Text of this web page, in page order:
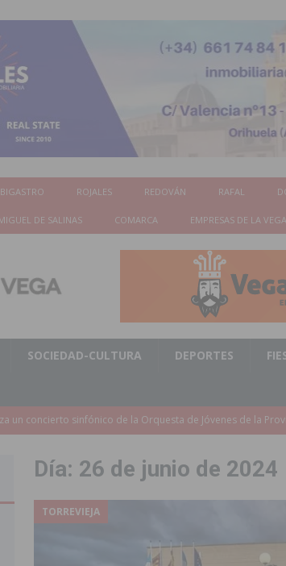
BIGASTRO ROJALES REDOVÁN RAFAL
DE SALINAS COMARCA EMPRESAS DE LA VEGA
SOCIEDAD-CULTURA DEPORTES
de Almoradí mejora la accesibilidad de las aceras del
1,2 millones adicionales al CEIP nº 2 de Catral dentro del
desarticula un grupo criminal especializado en el robo de
el empleo con la contratación de 55 personas
Día: 26 de junio de 2024
TORREVIEJA